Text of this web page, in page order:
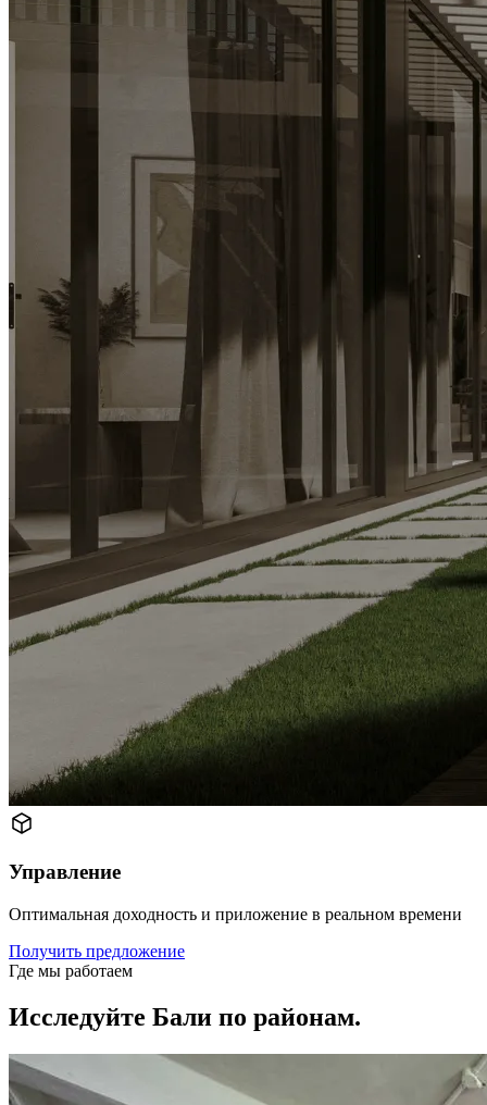
Управление
Оптимальная доходность и приложение в реальном времени
Получить предложение
Где мы работаем
Исследуйте Бали по районам.